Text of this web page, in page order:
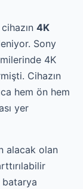
4K
Sony
4K
Cihazın
hem ön hem
yer
alacak olan
batarya